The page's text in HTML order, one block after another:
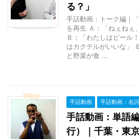
る？」
手話動画：トーク編｜
を再生 Ａ：「ねぇねぇ
Ｂ：「わたしはビール
はカクテルがいいな」
と野菜が食 ...
手話動画 手話動画：名詞
手話動画：単語
行）｜千葉・東